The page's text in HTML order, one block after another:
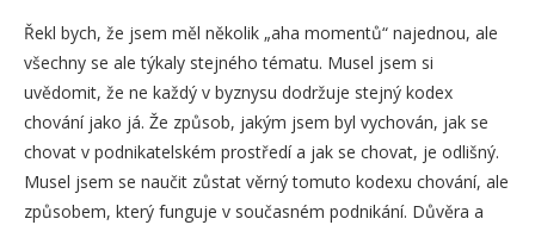
Řekl bych, že jsem měl několik „aha momentů“ najednou, ale
všechny se ale týkaly stejného tématu. Musel jsem si
uvědomit, že ne každý v byznysu dodržuje stejný kodex
chování jako já. Že způsob, jakým jsem byl vychován, jak se
chovat v podnikatelském prostředí a jak se chovat, je odlišný.
Musel jsem se naučit zůstat věrný tomuto kodexu chování, ale
způsobem, který funguje v současném podnikání. Důvěra a